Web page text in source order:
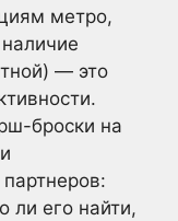
метро,
— это
броски на
ли его найти,